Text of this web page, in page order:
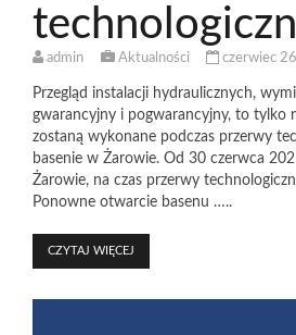
admin Aktualności czerwiec
Przegląd instalacji hydraulicznych,
gwarancyjny i pogwarancyjny, to tylko
zostaną wykonane podczas przerwy
basenie w Żarowie. Od 30 czerwca
Żarowie, na czas przerwy
Ponowne otwarcie basenu …..
CZYTAJ WIĘCEJ